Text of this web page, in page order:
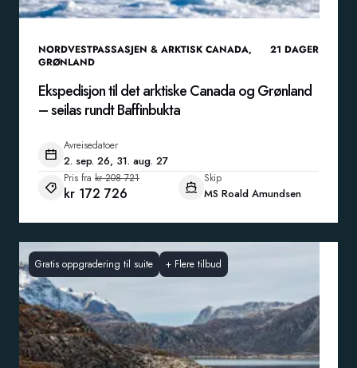
NORDVESTPASSASJEN & ARKTISK CANADA,
GRØNLAND
21 DAGER
Ekspedisjon til det arktiske Canada og Grønland
– seilas rundt Baffinbukta
Avreisedatoer
2. sep. 26, 31. aug. 27
Pris fra kr 208 721
kr 172 726
Skip
MS Roald Amundsen
Gratis oppgradering til suite + Flere tilbud